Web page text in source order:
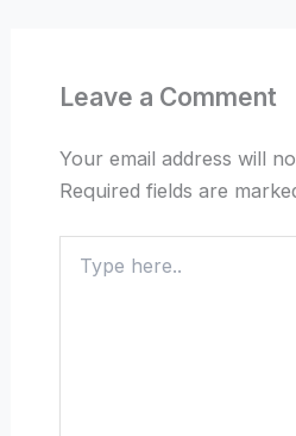
Leave a Comment
Your email address will
Required fields are
here..